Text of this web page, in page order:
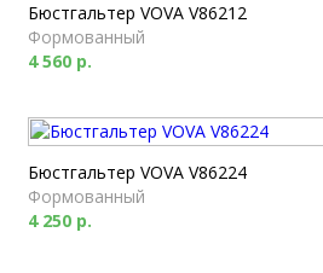
Бюстгальтер VOVA V86212
Формованный
4 560 р.
Бюстгальтер VOVA V86224
Формованный
4 250 р.